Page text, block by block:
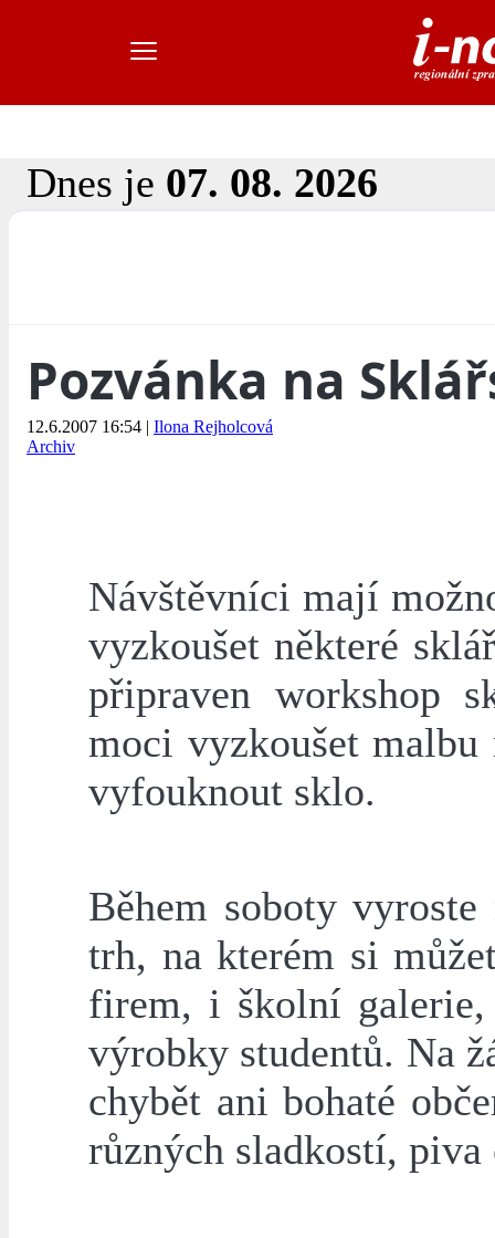
Dnes je 07. 08. 2026
Pozvánka na
12.6.2007 16:54 | Ilona Rejholcová
Archiv
Návštěvníci mají
vyzkoušet některé
připraven workshop
moci vyzkoušet
vyfouknout sklo.
Během soboty
trh, na kterém si
firem, i školní galerie,
výrobky studentů. Na
chybět ani bohaté
různých sladkostí,